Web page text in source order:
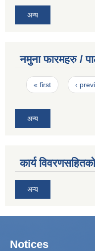
अन्य
नमुना फारमहरु /
Pages
« first ‹
अन्य
कार्य
अन्य
Notices